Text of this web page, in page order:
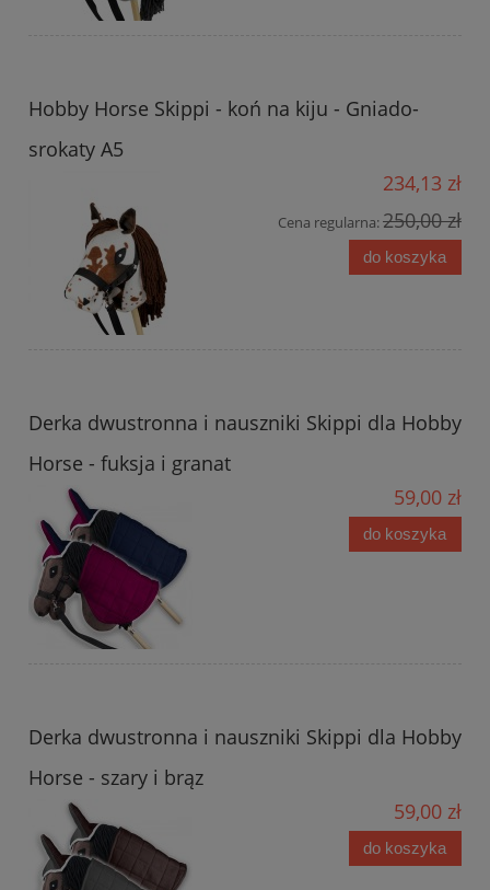
Hobby Horse Skippi - koń na kiju - Gniado-
srokaty A5
234,13 zł
Cena regularna:250,00 zł
do koszyka
Derka dwustronna i nauszniki Skippi dla Hobby
Horse - fuksja i granat
59,00 zł
do koszyka
Derka dwustronna i nauszniki Skippi dla Hobby
Horse - szary i brąz
59,00 zł
do koszyka